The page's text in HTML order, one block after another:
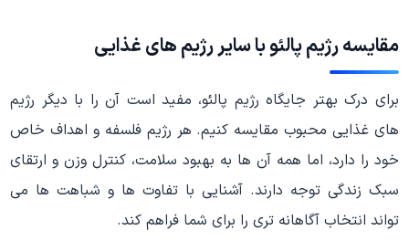
مقایسه رژیم پالئو با سایر رژیم های غذایی
برای درک بهتر جایگاه رژیم پالئو، مفید است آن را با دیگر رژیم
های غذایی محبوب مقایسه کنیم. هر رژیم فلسفه و اهداف خاص
خود را دارد، اما همه آن ها به بهبود سلامت، کنترل وزن و ارتقای
سبک زندگی توجه دارند. آشنایی با تفاوت ها و شباهت ها می
تواند انتخاب آگاهانه تری را برای شما فراهم کند.